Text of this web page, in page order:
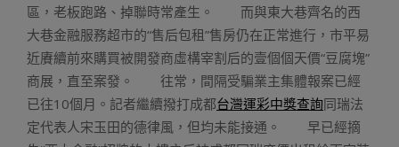
區，老板跑路、掉聯時常產生。 而與東大巷齊名的西
大巷金融服務超市的“售后包租”售房仍在正常進行，市平易
近賡續前來購買被開發商虛構宰割后的壹個個天價“豆腐塊”
商展，直至案發。 往常，間隔受騙業主集體報案已經
已往10個月。記者繼續撥打成都台灣運彩中獎查詢同瑞法
定代表人宋玉田的德律風，但均未能接通。 早已經摘